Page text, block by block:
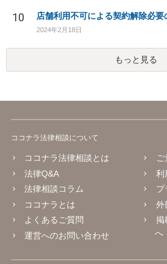
10
2024年2月18日
もっと見る
ココナラ法律相談について
ココナラ法律相談とは
法律Q&A
法律相談コラム
ココナラとは
よくあるご質問
運営へのお問い合わせ
利
プ
外
掲
へ